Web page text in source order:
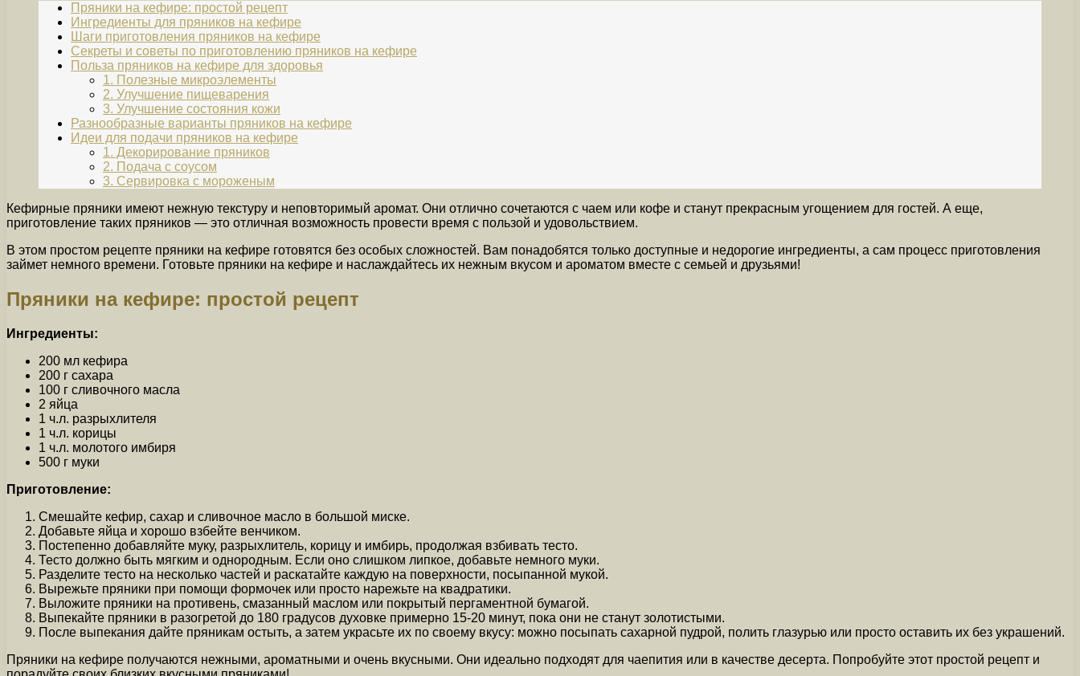
Пряники на кефире: простой рецепт
Ингредиенты для пряников на кефире
Шаги приготовления пряников на кефире
Секреты и советы по приготовлению пряников на кефире
Польза пряников на кефире для здоровья
1. Полезные микроэлементы
2. Улучшение пищеварения
3. Улучшение состояния кожи
Разнообразные варианты пряников на кефире
Идеи для подачи пряников на кефире
1. Декорирование пряников
2. Подача с соусом
3. Сервировка с мороженым
Кефирные пряники имеют нежную текстуру и неповторимый аромат. Они отлично сочетаются с чаем или кофе и станут прекрасным угощением для гостей. А еще,
приготовление таких пряников — это отличная возможность провести время с пользой и удовольствием.
В этом простом рецепте пряники на кефире готовятся без особых сложностей. Вам понадобятся только доступные и недорогие ингредиенты, а сам процесс приготовления
займет немного времени. Готовьте пряники на кефире и наслаждайтесь их нежным вкусом и ароматом вместе с семьей и друзьями!
Пряники на кефире: простой рецепт
Ингредиенты:
200 мл кефира
200 г сахара
100 г сливочного масла
2 яйца
1 ч.л. разрыхлителя
1 ч.л. корицы
1 ч.л. молотого имбиря
500 г муки
Приготовление:
Смешайте кефир, сахар и сливочное масло в большой миске.
Добавьте яйца и хорошо взбейте венчиком.
Постепенно добавляйте муку, разрыхлитель, корицу и имбирь, продолжая взбивать тесто.
Тесто должно быть мягким и однородным. Если оно слишком липкое, добавьте немного муки.
Разделите тесто на несколько частей и раскатайте каждую на поверхности, посыпанной мукой.
Вырежьте пряники при помощи формочек или просто нарежьте на квадратики.
Выложите пряники на противень, смазанный маслом или покрытый пергаментной бумагой.
Выпекайте пряники в разогретой до 180 градусов духовке примерно 15-20 минут, пока они не станут золотистыми.
После выпекания дайте пряникам остыть, а затем украсьте их по своему вкусу: можно посыпать сахарной пудрой, полить глазурью или просто оставить их без украшений.
Пряники на кефире получаются нежными, ароматными и очень вкусными. Они идеально подходят для чаепития или в качестве десерта. Попробуйте этот простой рецепт и